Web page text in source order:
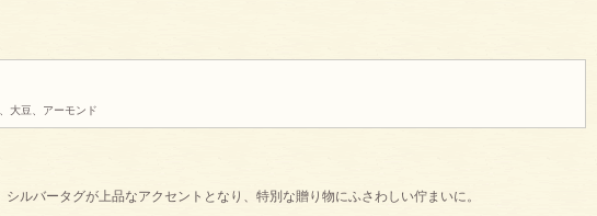
大豆、アーモンド
ルバータグが上品なアクセントとなり、特別な贈り物にふさわしい佇まいに。